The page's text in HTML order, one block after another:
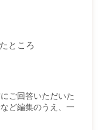
ところ
ご回答いただいた
ど編集のうえ、一